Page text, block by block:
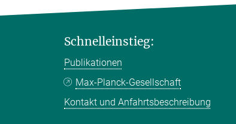
Schnelleinstieg:
Publikationen
Max-Planck-Gesellschaft
Kontakt und Anfahrtsbeschreibung